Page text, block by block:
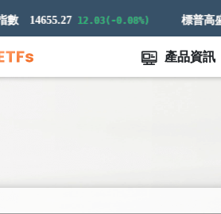
14655.27 12.03(-0.08%)
產品資訊